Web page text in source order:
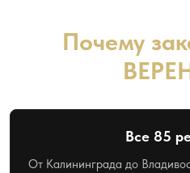
Почему
Все 85
От Калининграда до